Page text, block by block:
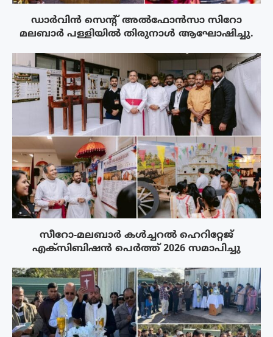
ഡാർവിൻ സെന്റ് അൽഫോൻസാ സിറോ
മലബാർ പള്ളിയിൽ തിരുനാൾ ആഘോഷിച്ചു.
സീറോ-മലബാർ കൾച്ചറൽ ഹെറിറ്റേജ്
എക്സിബിഷൻ പെർത്ത് 2026 സമാപിച്ചു